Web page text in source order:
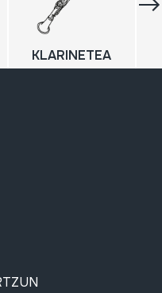
KLARINETEA